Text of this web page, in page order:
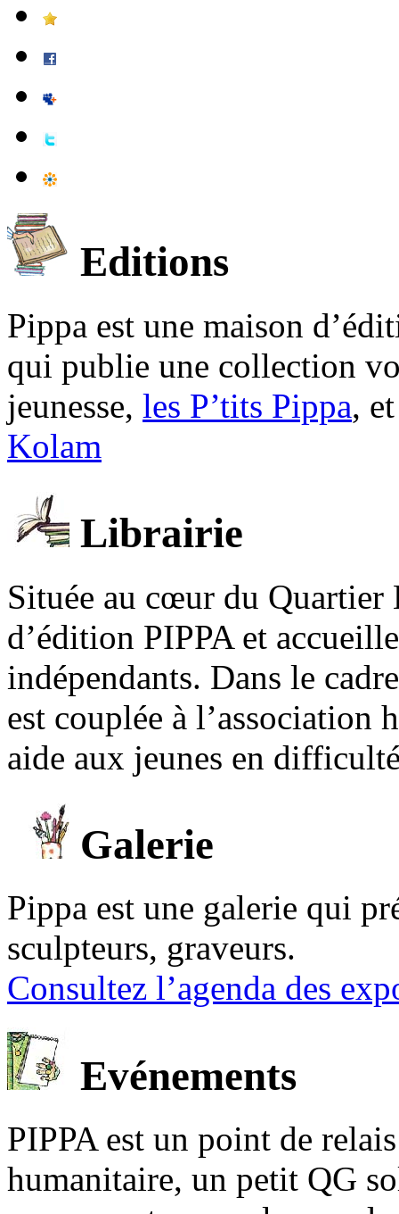
Editions
Pippa est une maison
qui publie une collection
jeunesse, les P’tits Pippa,
Kolam
Librairie
Située au cœur du Quartier
d’édition PIPPA et
indépendants. Dans le
est couplée à l’association
aide aux jeunes en
Galerie
Pippa est une galerie qui
sculpteurs, graveurs.
Consultez l’agenda des
Evénements
PIPPA est un point de
humanitaire, un petit QG